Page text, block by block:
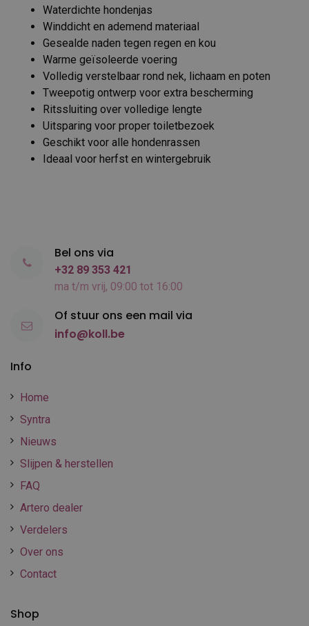
Waterdichte hondenjas
Winddicht en ademend materiaal
Gesealde naden tegen regen en kou
Warme geïsoleerde voering
Volledig verstelbaar rond nek, lichaam en poten
Tweepotig ontwerp voor extra bescherming
Ritssluiting over volledige lengte
Uitsparing voor proper toiletbezoek
Geschikt voor alle hondenrassen
Ideaal voor herfst en wintergebruik
Info
Home
Syntra
Nieuws
Slijpen & herstellen
FAQ
Artero dealer
Verdelers
Over ons
Contact
Shop
Bel ons via
+32 89 353 421
ma t/m vrij, 09:00 tot 16:00
Of stuur ons een mail via
info@koll.be